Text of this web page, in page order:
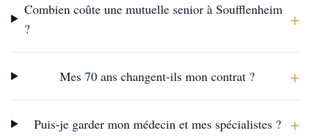
Combien coûte une mutuelle senior à Soufflenheim
?
+
Mes 70 ans changent-ils mon contrat ? +
Puis-je garder mon médecin et mes spécialistes ? +